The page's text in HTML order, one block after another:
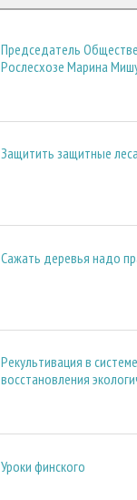
Председатель
Рослесхозе Марина
Защитить защитные леса
Сажать деревья надо
Рекультивация в
восстановления
Уроки финского